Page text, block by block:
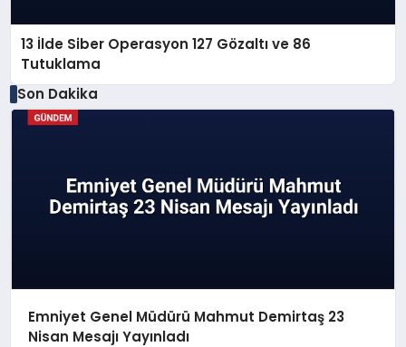
13 İlde Siber Operasyon 127 Gözaltı ve 86
Tutuklama
Son Dakika
Emniyet Genel Müdürü Mahmut Demirtaş 23
Nisan Mesajı Yayınladı